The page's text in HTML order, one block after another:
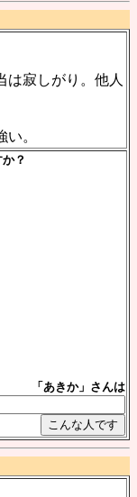
は寂しがり。他人
。
？
「あきか」さんは